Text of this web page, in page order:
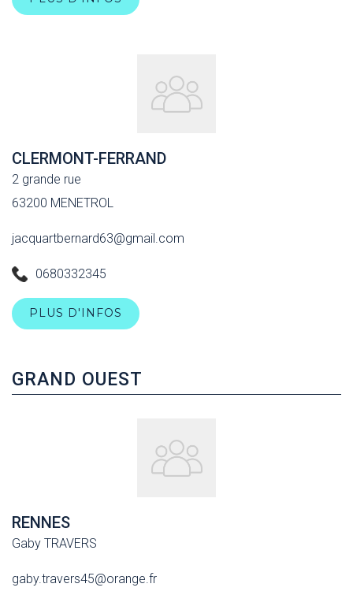
CLERMONT-FERRAND
2 grande rue
63200 MENETROL
jacquartbernard63@gmail.com
0680332345
PLUS D'INFOS
GRAND OUEST
RENNES
Gaby TRAVERS
gaby.travers45@orange.fr